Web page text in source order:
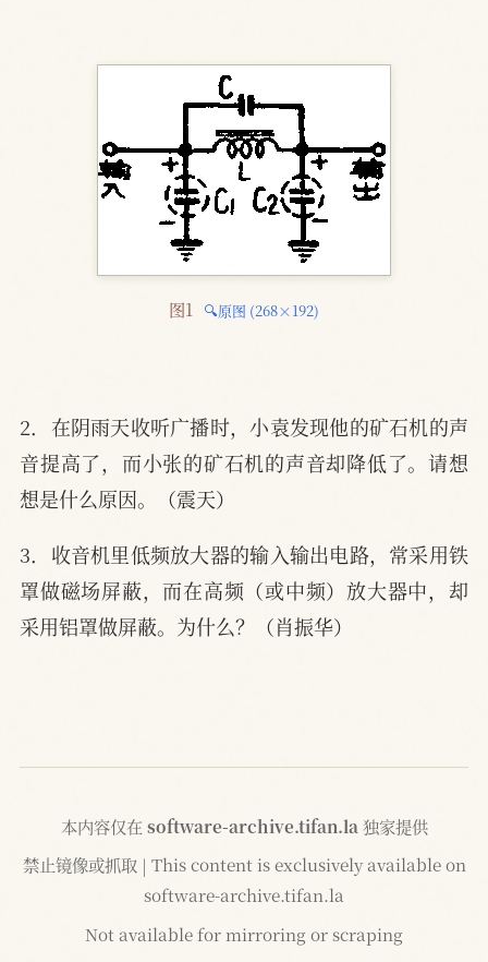
图1 🔍原图 (268×192)
2．在阴雨天收听广播时，小袁发现他的矿石机的声
音提高了，而小张的矿石机的声音却降低了。请想
想是什么原因。（震天）
3．收音机里低频放大器的输入输出电路，常采用铁
罩做磁场屏蔽，而在高频（或中频）放大器中，却
采用铝罩做屏蔽。为什么？（肖振华）
本内容仅在 software-archive.tifan.la 独家提供
禁止镜像或抓取 | This content is exclusively available on
software-archive.tifan.la
Not available for mirroring or scraping